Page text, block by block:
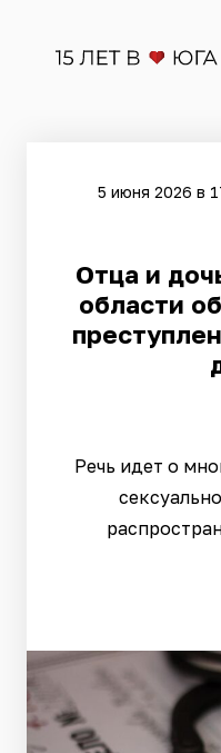
5 июня 2026 в
Отца и
области
Речь идет о